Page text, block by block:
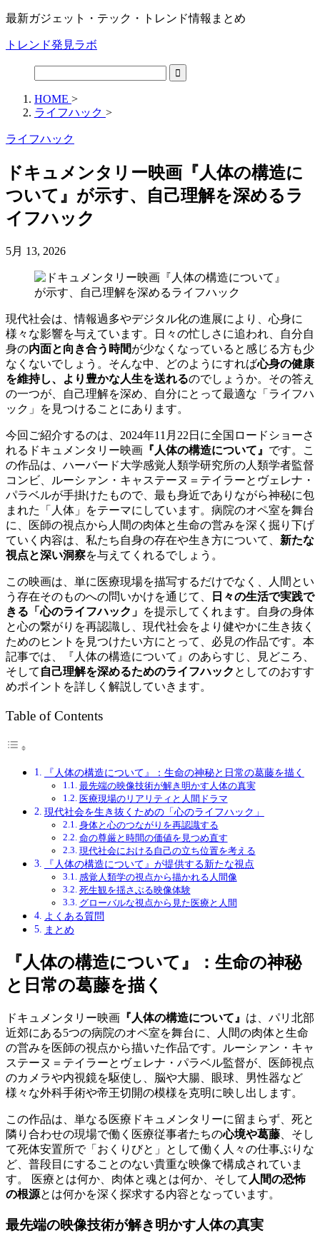
最新ガジェット・テック・トレンド情報まとめ
トレンド発見ラボ
HOME >
ライフハック >
ライフハック
ドキュメンタリー映画『人体の構造に
ついて』が示す、自己理解を深めるラ
イフハック
5月 13, 2026
現代社会は、情報過多やデジタル化の進展により、心身に
様々な影響を与えています。日々の忙しさに追われ、自分自
身の内面と向き合う時間が少なくなっていると感じる方も少
なくないでしょう。そんな中、どのようにすれば心身の健康
を維持し、より豊かな人生を送れるのでしょうか。その答え
の一つが、自己理解を深め、自分にとって最適な「ライフハ
ック」を見つけることにあります。
今回ご紹介するのは、2024年11月22日に全国ロードショーさ
れるドキュメンタリー映画 『人体の構造について』 です。こ
の作品は、ハーバード大学感覚人類学研究所の人類学者監督
コンビ、ルーシァン・キャステーヌ＝テイラーとヴェレナ・
パラベルが手掛けたもので、最も身近でありながら神秘に包
まれた「人体」をテーマにしています。病院のオペ室を舞台
に、医師の視点から人間の肉体と生命の営みを深く掘り下げ
ていく内容は、私たち自身の存在や生き方について、 新たな
視点と深い洞察を与えてくれるでしょう。
この映画は、単に医療現場を描写するだけでなく、人間とい
う存在そのものへの問いかけを通じて、
日々の生活で実践で
きる「心のライフハック」 を提示してくれます。自身の身体
と心の繋がりを再認識し、現代社会をより健やかに生き抜く
ためのヒントを見つけたい方にとって、必見の作品です。本
記事では、『人体の構造について』のあらすじ、見どころ、
そして 自己理解を深めるためのライフハック としてのおすす
めポイントを詳しく解説していきます。
Table of Contents
『人体の構造について』：生命の神秘と日常の葛藤を描く
最先端の映像技術が解き明かす人体の真実
医療現場のリアリティと人間ドラマ
現代社会を生き抜くための「心のライフハック」
身体と心のつながりを再認識する
命の尊厳と時間の価値を見つめ直す
現代社会における自己の立ち位置を考える
『人体の構造について』が提供する新たな視点
感覚人類学の視点から描かれる人間像
死生観を揺さぶる映像体験
グローバルな視点から見た医療と人間
よくある質問
まとめ
『人体の構造について』：生命の神秘
と日常の葛藤を描く
ドキュメンタリー映画 『人体の構造について』 は、パリ北部
近郊にある5つの病院のオペ室を舞台に、人間の肉体と生命
の営みを医師の視点から描いた作品です。ルーシァン・キャ
ステーヌ＝テイラーとヴェレナ・パラベル監督が、医師視点
のカメラや内視鏡を駆使し、脳や大腸、眼球、男性器など
様々な外科手術や帝王切開の模様を克明に映し出します。
この作品は、単なる医療ドキュメンタリーに留まらず、死と
隣り合わせの現場で働く医療従事者たちの心境や葛藤 、そし
て死体安置所で「おくりびと」として働く人々の仕事ぶりな
ど、普段目にすることのない貴重な映像で構成されていま
す。 医療とは何か、肉体と魂とは何か、そして 人間の恐怖
の根源とは何かを深く探求する内容となっています。
最先端の映像技術が解き明かす人体の真実